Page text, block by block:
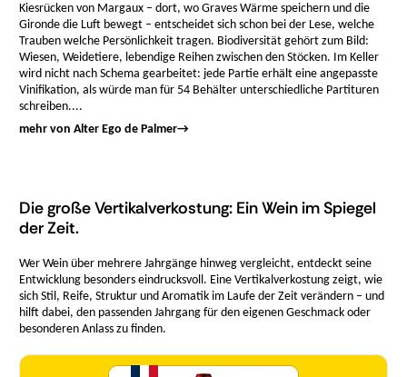
Kiesrücken von Margaux – dort, wo Graves Wärme speichern und die
Gironde die Luft bewegt – entscheidet sich schon bei der Lese, welche
Trauben welche Persönlichkeit tragen. Biodiversität gehört zum Bild:
Wiesen, Weidetiere, lebendige Reihen zwischen den Stöcken. Im Keller
wird nicht nach Schema gearbeitet: jede Partie erhält eine angepasste
Vinifikation, als würde man für 54 Behälter unterschiedliche Partituren
schreiben....
mehr von Alter Ego de Palmer→
Die große Vertikalverkostung: Ein Wein im Spiegel
der Zeit.
Wer Wein über mehrere Jahrgänge hinweg vergleicht, entdeckt seine
Entwicklung besonders eindrucksvoll. Eine Vertikalverkostung zeigt, wie
sich Stil, Reife, Struktur und Aromatik im Laufe der Zeit verändern – und
hilft dabei, den passenden Jahrgang für den eigenen Geschmack oder
besonderen Anlass zu finden.
Menge